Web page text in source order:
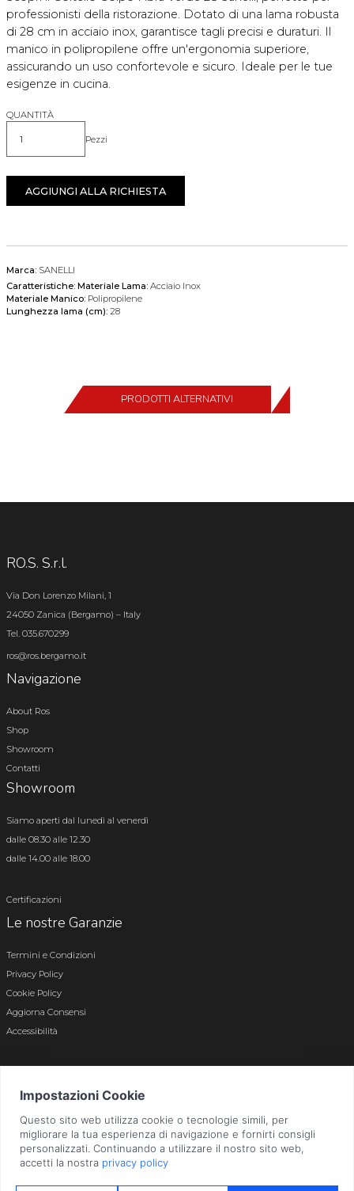
professionisti della ristorazione. Dotato di una lama robusta
di 28 cm in acciaio inox, garantisce tagli precisi e duraturi. Il
manico in polipropilene offre un'ergonomia superiore,
assicurando un uso confortevole e sicuro. Ideale per le tue
esigenze in cucina.
QUANTITÀ
Quantità Pezzi
AGGIUNGI ALLA RICHIESTA
Marca: SANELLI
Caratteristiche: Materiale Lama: Acciaio Inox
Materiale Manico: Polipropilene
Lunghezza lama (cm): 28
PRODOTTI ALTERNATIVI
RO.S. S.r.l.
Via Don Lorenzo Milani, 1
24050 Zanica (Bergamo) – Italy
Tel. 035.670299
ros@ros.bergamo.it
Navigazione
About Ros
Shop
Showroom
Contatti
Showroom
Siamo aperti dal lunedì al venerdì
dalle 08.30 alle 12.30
dalle 14.00 alle 18.00
Certificazioni
Le nostre Garanzie
Termini e Condizioni
Privacy Policy
Cookie Policy
Aggiorna Consensi
Accessibilità
Bergamo n. 01496180165 · Capitale Sociale i.v. € 800.000,00